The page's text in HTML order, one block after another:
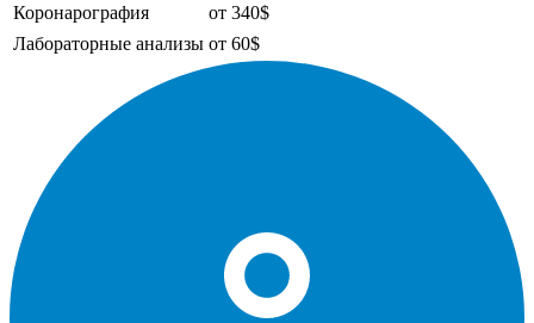
Коронарография
от 340$
Лабораторные анализы от 60$